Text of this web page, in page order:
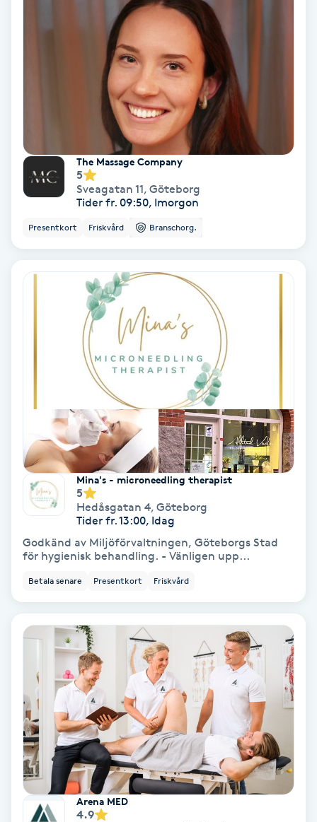
Massage
Megavolymfransar
Melasma
Mesoterapi
MicroPen
Nagelförlängning
Nagelförlängning akryl
Nagelförlängning gelé
Nagelförlängning glasfiber
Nagelförlängning silke
The Massage Company
5
Sveagatan 11, Göteborg
Tider fr. 09:50, Imorgon
Presentkort Friskvård Branschorg.
Mina's - microneedling therapist
5
Hedåsgatan 4, Göteborg
Tider fr. 13:00, Idag
Godkänd av Miljöförvaltningen, Göteborgs Stad
för hygienisk behandling. - Vänligen upp...
Betala senare Presentkort Friskvård
Arena MED
4.9